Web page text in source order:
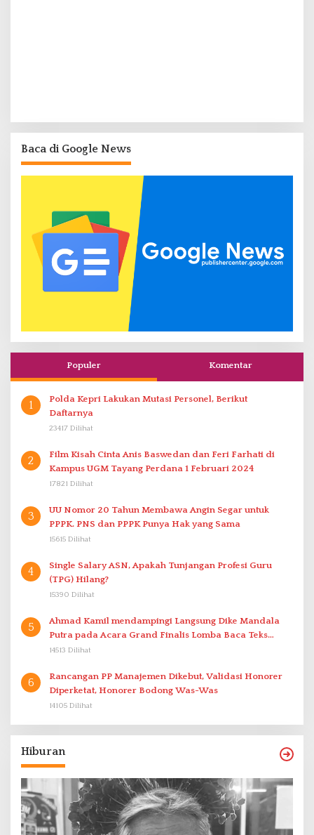
Baca di Google News
Populer Komentar
1
Polda Kepri Lakukan Mutasi Personel, Berikut
Daftarnya
23417 Dilihat
2
Film Kisah Cinta Anis Baswedan dan Feri Farhati di
Kampus UGM Tayang Perdana 1 Februari 2024
17821 Dilihat
3
UU Nomor 20 Tahun Membawa Angin Segar untuk
PPPK. PNS dan PPPK Punya Hak yang Sama
15615 Dilihat
4
Single Salary ASN, Apakah Tunjangan Profesi Guru
(TPG) Hilang?
15390 Dilihat
5
Ahmad Kamil mendampingi Langsung Dike Mandala
Putra pada Acara Grand Finalis Lomba Baca Teks
Proklamasi Mirip Bung Karno di Bali
14513 Dilihat
6
Rancangan PP Manajemen Dikebut, Validasi Honorer
Diperketat, Honorer Bodong Was-Was
14105 Dilihat
Hiburan